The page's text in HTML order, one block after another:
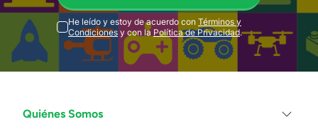
He leído y estoy de acuerdo con Términos y
Condiciones y con la Política de Privacidad.
Quiénes Somos